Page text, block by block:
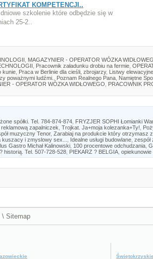
KOMPETENCJI..
szkolenie które odbędzie się w
25-2..
MAGAZYNIER - OPERATOR WÓZKA
Pracownik załadunku drobiu na fermie
kunie Praca w Berlinie dla cieśli, zbrojarzy, Listwy
poważnymi ludźmi. Poznam Realnego Pana Namiętne
- OPERATOR WÓZKA WIDŁOWEGO PRACOWNIK
spółki. Tel. 784-874-874 FRYZJER SOPHI Łomianki
zapalniczek Trojkat. Ja+moja kolezanka+Ty!
muzyczny Tenor, Zarabiaj na produkcie który otrzymasz
i zmyslowy sex... Idealne usługi budowlane zespół
Gastro Michał Kalinowski 100 procentowe odchudzania
historią. Tel. 507-728-528 PIEKARZ ? BELGIA
\ Sitemap
Świętokrzyskie